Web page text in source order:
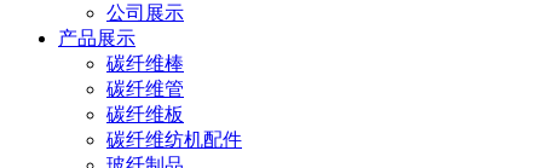
公司展示
产品展示
碳纤维棒
碳纤维管
碳纤维板
碳纤维纺机配件